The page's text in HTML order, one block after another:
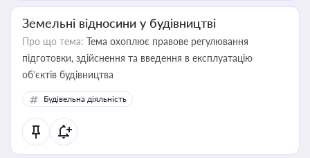
Земельні відносини у будівництві
Про що тема: Тема охоплює правове регулювання
підготовки, здійснення та введення в експлуатацію
об’єктів будівництва
Будівельна діяльність